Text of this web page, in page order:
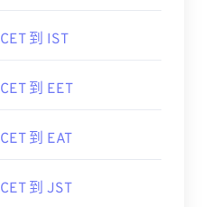
CET 到 IST
CET 到 EET
CET 到 EAT
CET 到 JST